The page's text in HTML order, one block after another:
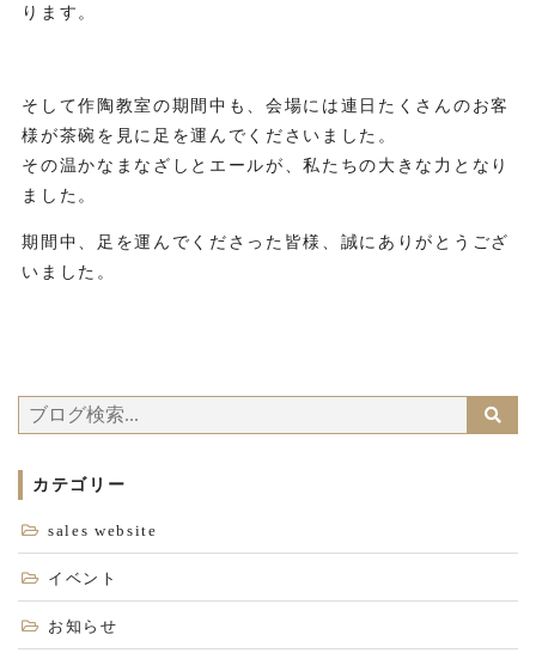
ります。
そして作陶教室の期間中も、会場には連日たくさんのお客
様が茶碗を見に足を運んでくださいました。
その温かなまなざしとエールが、私たちの大きな力となり
ました。
期間中、足を運んでくださった皆様、誠にありがとうござ
いました。
カテゴリー
sales website
イベント
お知らせ